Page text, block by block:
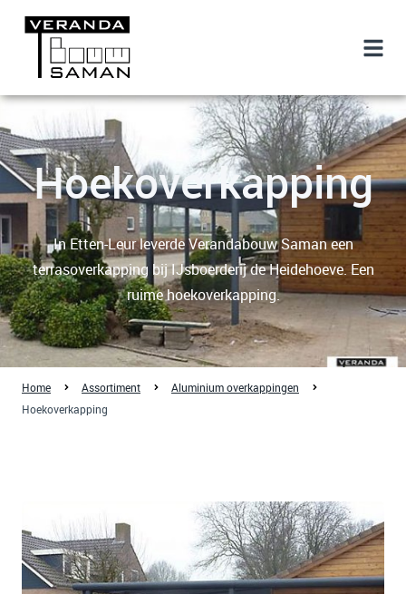
Hoekoverkapping
In Etten-Leur leverde Verandabouw Saman een
terrasoverkapping bij IJsboerderij de Heidehoeve. Een
ruime hoekoverkapping.
Home Assortiment
Aluminium overkappingen
Hoekoverkapping